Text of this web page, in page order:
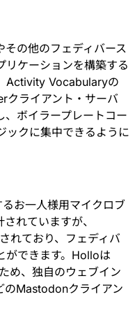
の他のフェディバース
リケーションを構築する
Activity Vocabularyの
クライアント・サーバ
ボイラープレートコー
ックに集中できるように
お一人様用マイクロブ
れていますが、
れており、フェディバ
ができます。Holloは
め、独自のウェブイン
のMastodonクライアン